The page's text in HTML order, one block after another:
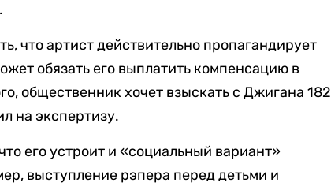
что артист действительно пропагандирует
обязать его выплатить компенсацию в
общественник хочет взыскать с Джигана 182
на экспертизу.
его устроит и «социальный вариант»
выступление рэпера перед детьми и